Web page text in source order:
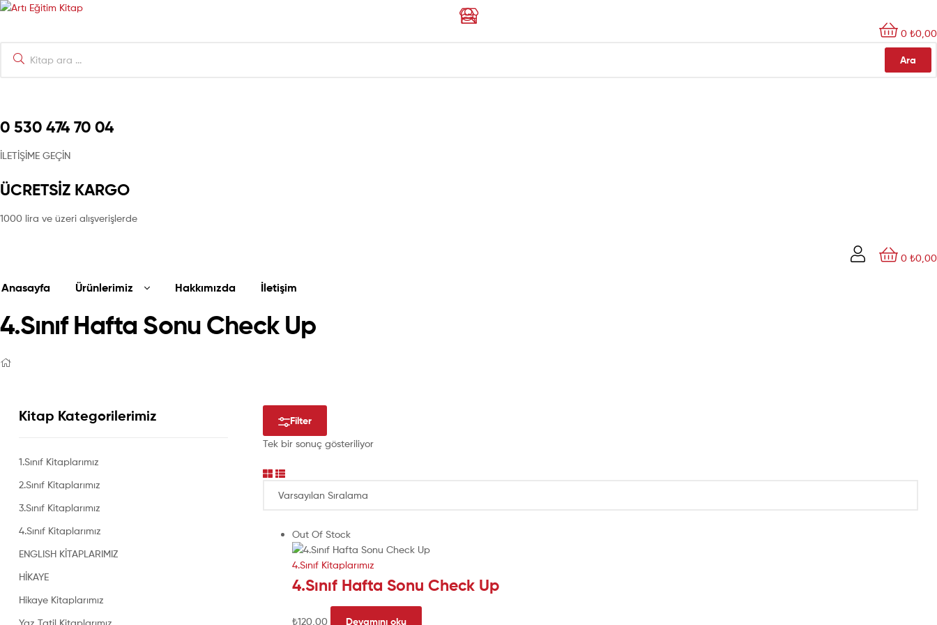
Eğitim
0 ₺0,00
for:
Ara
0 530 474 70 04
İLETİŞİME GEÇİN
ÜCRETSİZ KARGO
1000 lira ve üzeri alışverişlerde
0 ₺0,00
Anasayfa Ürünlerimiz Hakkımızda İletişim
4.Sınıf Hafta Sonu Check Up
Kitap
Filter
Tek bir sonuç gösteriliyor
Out Of Stock
4.Sınıf Kitaplarımız
4.Sınıf Hafta Sonu Check Up
₺120,00 Devamını oku
Kitap Kategorilerimiz
1.Sınıf Kitaplarımız
2.Sınıf Kitaplarımız
3.Sınıf Kitaplarımız
4.Sınıf Kitaplarımız
ENGLISH KİTAPLARIMIZ
HİKAYE
Hikaye Kitaplarımız
Yaz Tatil Kitaplarımız